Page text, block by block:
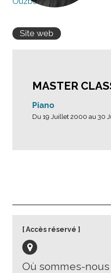
Site web
MASTER
Piano
Du 19 Juillet 2000 au 30
Où sommes-nous
Accès réservé